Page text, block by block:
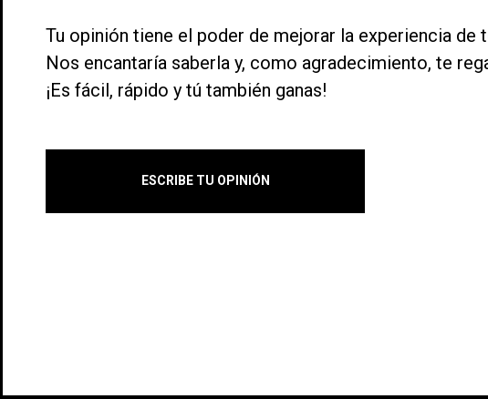
Tu opinión tiene el poder de mejorar la experiencia de
Nos encantaría saberla y, como agradecimiento, te
¡Es fácil, rápido y tú también ganas!
ESCRIBE TU OPINIÓN